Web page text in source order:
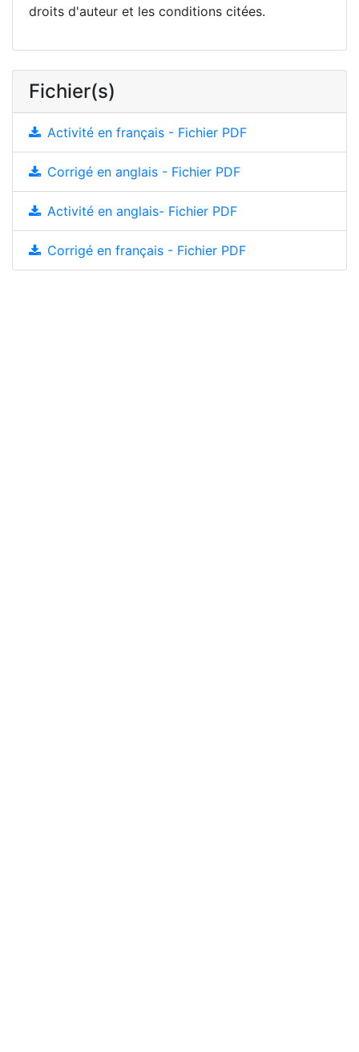
droits d'auteur et les conditions citées.
Fichier(s)
Activité en français - Fichier PDF
Corrigé en anglais - Fichier PDF
Activité en anglais- Fichier PDF
Corrigé en français - Fichier PDF